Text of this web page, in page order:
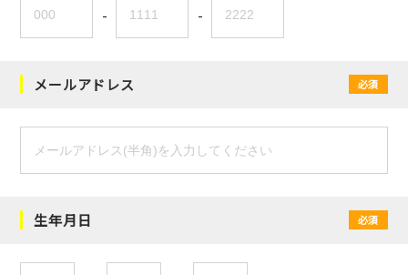
- -
メールアドレス 必須
生年月日 必須